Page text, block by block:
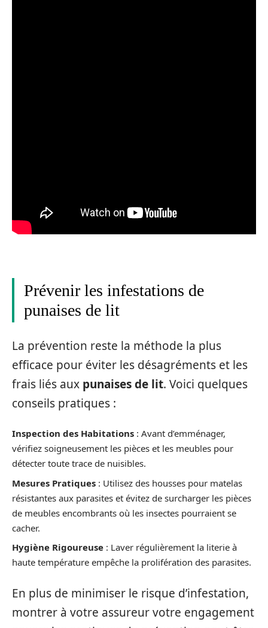
Prévenir les infestations de
punaises de lit
La prévention reste la méthode la plus
efficace pour éviter les désagréments et les
frais liés aux punaises de lit. Voici quelques
conseils pratiques :
Inspection des Habitations : Avant d’emménager,
vérifiez soigneusement les pièces et les meubles pour
détecter toute trace de nuisibles.
Mesures Pratiques : Utilisez des housses pour matelas
résistantes aux parasites et évitez de surcharger les pièces
de meubles encombrants où les insectes pourraient se
cacher.
Hygiène Rigoureuse : Laver régulièrement la literie à
haute température empêche la prolifération des parasites.
En plus de minimiser le risque d’infestation,
montrer à votre assureur votre engagement